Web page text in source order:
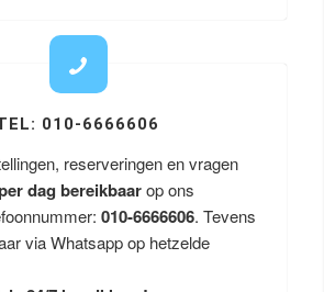
010-6666606
reserveringen en vragen
dag bereikbaarop ons
010-6666606. Tevens
via Whatsapp op hetzelde